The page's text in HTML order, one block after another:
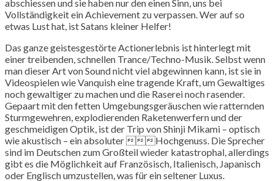
abschiessen und sie haben nur den einen Sinn, uns bei
Vollständigkeit ein Achievement zu verpassen. Wer auf so
etwas Lust hat, ist Satans kleiner Helfer!
Das ganze geistesgestörte Actionerlebnis ist hinterlegt mit
einer treibenden, schnellen Trance/Techno-Musik. Selbst wenn
man dieser Art von Sound nicht viel abgewinnen kann, ist sie in
Videospielen wie Vanquish eine tragende Kraft, um Gewaltiges
noch gewaltiger zu machen und die Raserei noch rasender.
Gepaart mit den fetten Umgebungsgeräuschen wie ratternden
Sturmgewehren, explodierenden Raketenwerfern und der
geschmeidigen Optik, ist der Trip von Shinji Mikami – optisch
wie akustisch – ein absoluter Hochgenuss. Die Sprecher
sind im Deutschen zum Großteil wieder katastrophal, allerdings
gibt es die Möglichkeit auf Französisch, Italienisch, Japanisch
oder Englisch umzustellen, was für ein seltener Luxus.